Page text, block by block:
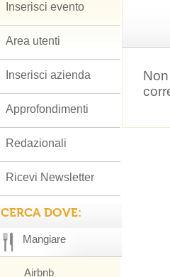
Inserisci evento
Area utenti
Inserisci azienda
Approfondimenti
Redazionali
Ricevi Newsletter
CERCA DOVE:
Mangiare
Airbnb